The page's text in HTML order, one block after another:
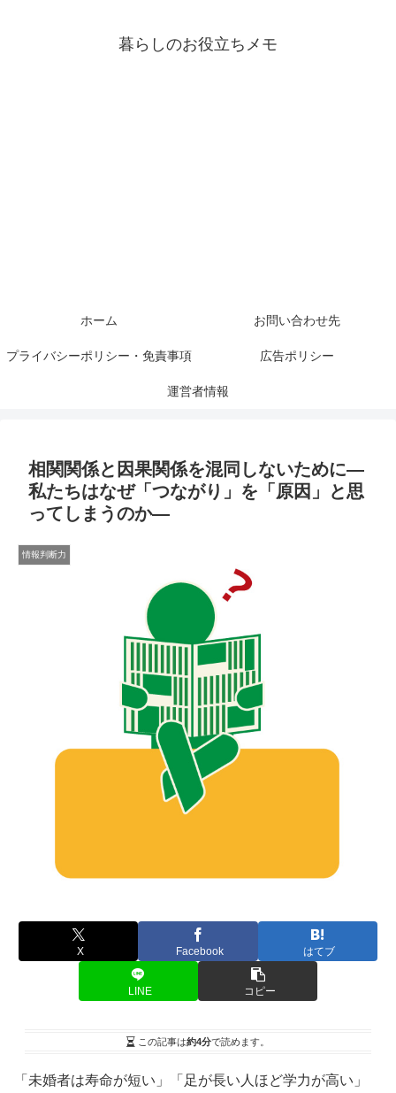
暮らしのお役立ちメモ
ホーム お問い合わせ先
プライバシーポリシー・免責事項 広告ポリシー
運営者情報
相関関係と因果関係を混同しないために―
私たちはなぜ「つながり」を「原因」と思
ってしまうのか―
情報判断力
X Facebook はてブ
LINE コピー
この記事は約4分で読めます。
「未婚者は寿命が短い」「足が長い人ほど学力が高い」